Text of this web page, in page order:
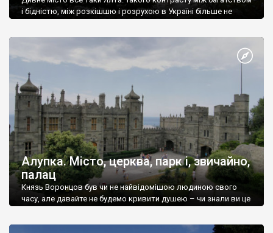
і бідністю, між розкішшю і розрухою в Україні більше не
Алупка. Місто, церква, парк і, звичайно,
палац
Князь Воронцов був чи не найвідомішою людиною свого
часу, але давайте не будемо кривити душею – чи знали ви це